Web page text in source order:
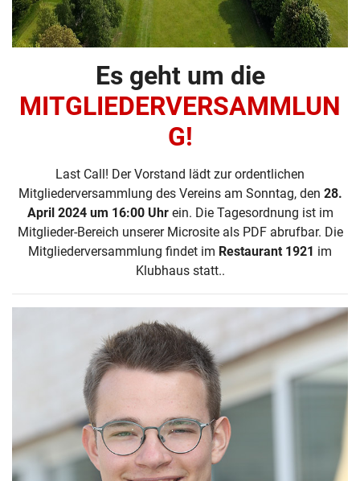
Es geht um die
MITGLIEDERVERSAMMLUN
G!
Last Call! Der Vorstand lädt zur ordentlichen
Mitgliederversammlung des Vereins am Sonntag, den 28.
April 2024 um 16:00 Uhrein. Die Tagesordnung ist im
Mitglieder-Bereich unserer Microsite als PDF abrufbar. Die
Mitgliederversammlung findet im Restaurant 1921 im
Klubhaus statt..